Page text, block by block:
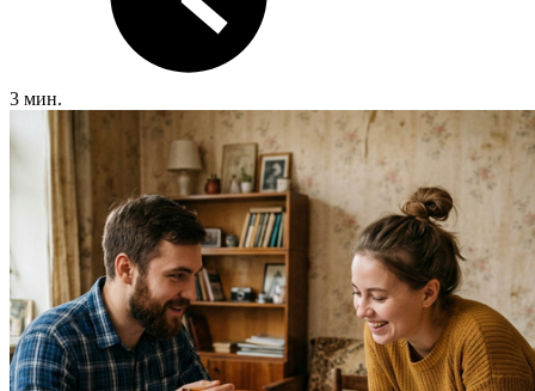
3 мин.